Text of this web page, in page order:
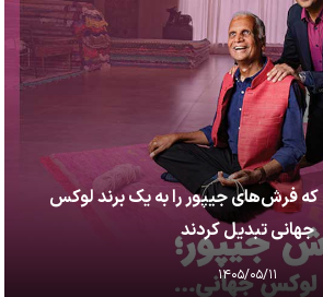
فرش‌های جیپور را به یک برند لوکس
جهانی تبدیل کردند
۱۴۰۵/۰۵/۱۱